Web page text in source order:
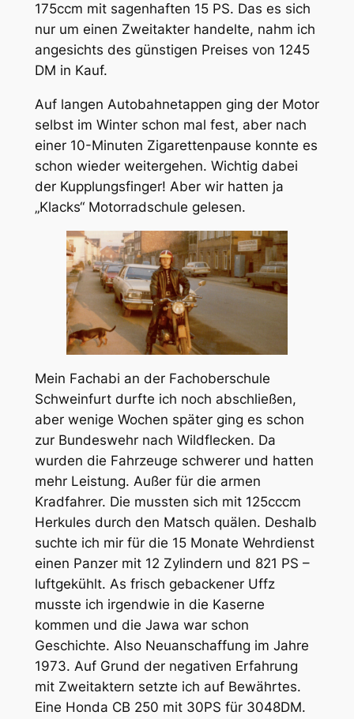
175ccm mit sagenhaften 15 PS. Das es sich
nur um einen Zweitakter handelte, nahm ich
angesichts des günstigen Preises von 1245
DM in Kauf.
Auf langen Autobahnetappen ging der Motor
selbst im Winter schon mal fest, aber nach
einer 10-Minuten Zigarettenpause konnte es
schon wieder weitergehen. Wichtig dabei
der Kupplungsfinger! Aber wir hatten ja
„Klacks“ Motorradschule gelesen.
Mein Fachabi an der Fachoberschule
Schweinfurt durfte ich noch abschließen,
aber wenige Wochen später ging es schon
zur Bundeswehr nach Wildflecken. Da
wurden die Fahrzeuge schwerer und hatten
mehr Leistung. Außer für die armen
Kradfahrer. Die mussten sich mit 125cccm
Herkules durch den Matsch quälen. Deshalb
suchte ich mir für die 15 Monate Wehrdienst
einen Panzer mit 12 Zylindern und 821 PS –
luftgekühlt. As frisch gebackener Uffz
musste ich irgendwie in die Kaserne
kommen und die Jawa war schon
Geschichte. Also Neuanschaffung im Jahre
1973. Auf Grund der negativen Erfahrung
mit Zweitaktern setzte ich auf Bewährtes.
Eine Honda CB 250 mit 30PS für 3048DM.